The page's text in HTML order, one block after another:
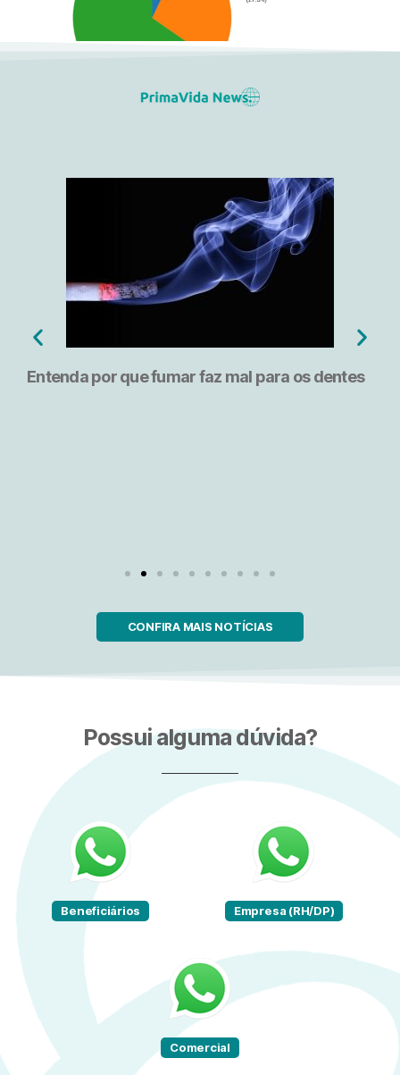
Entenda por que fumar faz mal para os dentes
CONFIRA MAIS NOTÍCIAS
Possui alguma dúvida?
Beneficiários Empresa (RH/DP)
Comercial